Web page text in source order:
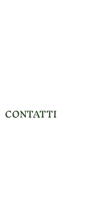
CONTATTI